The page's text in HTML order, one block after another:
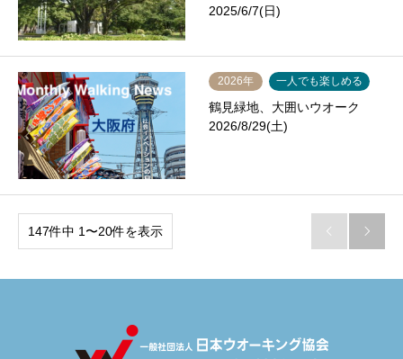
2025/6/7(日)
2026年 一人でも楽しめる
鶴見緑地、大囲いウオーク
2026/8/29(土)
147件中 1〜20件を表示  